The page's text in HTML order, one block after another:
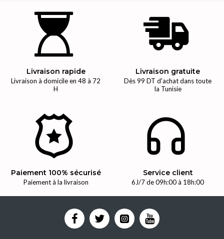
Livraison rapide
Livraison à domicile en 48 à 72
H
Livraison gratuite
Dès 99 DT d'achat dans toute
la Tunisie
Paiement 100% sécurisé
Paiement à la livraison
Service client
6J/7 de 09h:00 à 18h:00